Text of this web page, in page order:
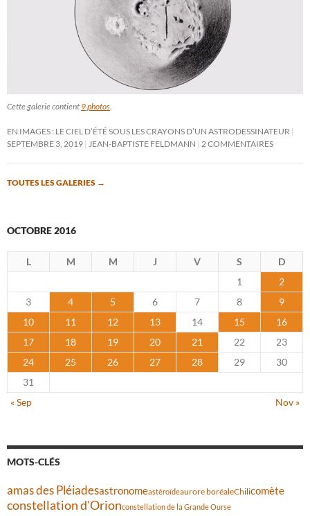
Cette galerie contient 9 photos.
EN IMAGES : LE CIEL D’ÉTÉ SOUS LES CRAYONS D’UN ASTRODESSINATEUR
SEPTEMBRE 3, 2019 JEAN-BAPTISTE FELDMANN 2 COMMENTAIRES
TOUTES LES GALERIES →
OCTOBRE 2016
L M M J V S
D
1
2
3
4 5 6 7 8
9
10
11 12 13 14 15
16
17
18 19 20 21 22
23
24
25 26 27 28 29
30
31
« Sep
Nov »
MOTS-CLÉS
amas des Pléiadesastronomeastéroïdeaurore boréaleChilicomète
constellation d'Orionconstellation de la Grande Ourse